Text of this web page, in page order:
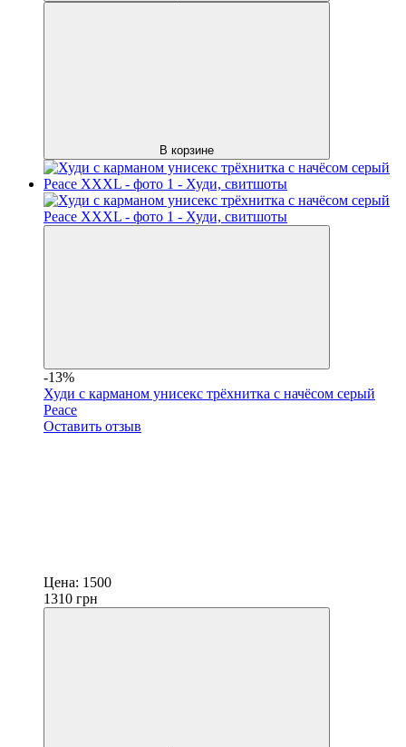
В корзине
-13%
Худи с карманом унисекс трёхнитка с начёсом серый
Peace
Оставить отзыв
Цена: 1500
1310 грн